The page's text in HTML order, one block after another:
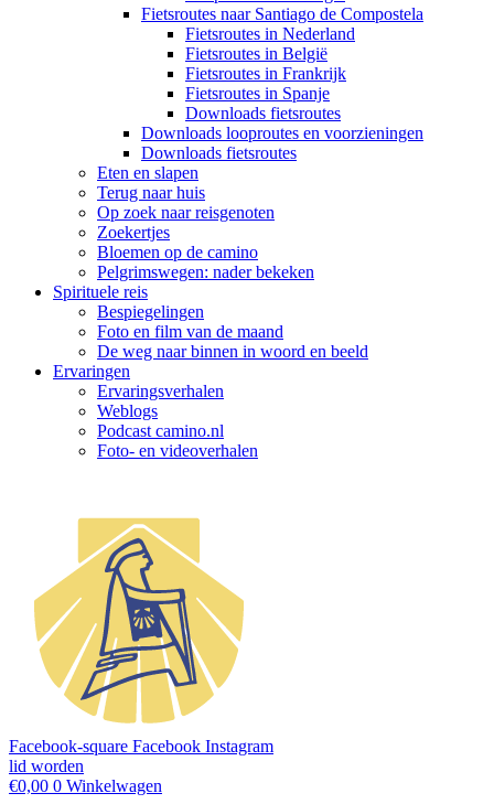
Fietsroutes naar Santiago de Compostela
Fietsroutes in Nederland
Fietsroutes in België
Fietsroutes in Frankrijk
Fietsroutes in Spanje
Downloads fietsroutes
Downloads looproutes en voorzieningen
Downloads fietsroutes
Eten en slapen
Terug naar huis
Op zoek naar reisgenoten
Zoekertjes
Bloemen op de camino
Pelgrimswegen: nader bekeken
Spirituele reis
Bespiegelingen
Foto en film van de maand
De weg naar binnen in woord en beeld
Ervaringen
Ervaringsverhalen
Weblogs
Podcast camino.nl
Foto- en videoverhalen
Facebook-square Facebook Instagram
lid worden
€0,00 0 Winkelwagen